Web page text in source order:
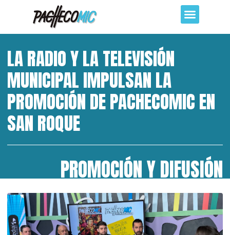
LA RADIO Y LA TELEVISIÓN
MUNICIPAL IMPULSAN LA
PROMOCIÓN DE PACHECOMIC EN
SAN ROQUE
PROMOCIÓN Y DIFUSIÓN